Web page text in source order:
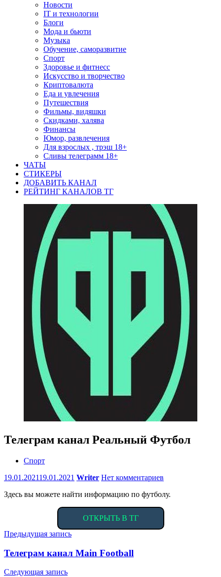
Новости
IT и технологии
Блоги
Мода и бьюти
Музыка
Обучение, саморазвитие
Спорт
Здоровье и фитнесс
Искусство и творчество
Криптовалюта
Еда и увлечения
Путешествия
Фильмы, видяшки
Скидками, халява
Финансы
Юмор, развлечения
Для взрослых , трэш 18+
Сливы телеграмм 18+
ЧАТЫ
СТИКЕРЫ
ДОБАВИТЬ КАНАЛ
РЕЙТИНГ КАНАЛОВ ТГ
Телеграм канал Реальный Футбол
Спорт
19.01.202119.01.2021 Writer Нет комментариев
Здесь вы можете найти информацию по футболу.
ОТКРЫТЬ В ТГ
Навигация
по
записям
Предыдущая запись
Телеграм канал Main Football
Следующая запись